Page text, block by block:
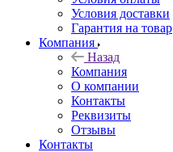
Условия доставки
Гарантия на товар
Компания
Назад
Компания
О компании
Контакты
Реквизиты
Отзывы
Контакты